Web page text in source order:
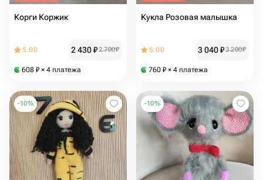
Корги Коржик
5.00 2 430₽2 700₽
608 ₽ × 4 платежа
Кукла Розовая малышка
5.00 3 040₽3 200₽
760 ₽ × 4 платежа
-10% -10%